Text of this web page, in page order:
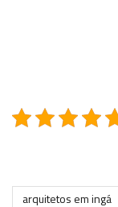
arquitetos em ingá